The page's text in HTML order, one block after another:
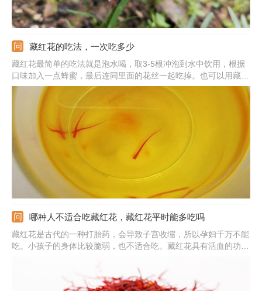
藏红花的吃法，一次吃多少
藏红花最简单的吃法就是泡水喝，取3-5根冲泡到水中饮用，根据
口味加入一点蜂蜜，最后连同里面的花丝一起吃掉。也可以用藏红
花泡酒，将几根藏红花放到白酒浸泡一段时间后就可饮用，还可以
配合加入其他的药材，每天喝一点就行。还可以将淘干净的大米和
藏红花一起煮，粥煮好就可以吃了，既可以饱腹，对身体也很好。
哪种人不适合吃藏红花，藏红花平时能多吃吗
藏红花是古代的一种打胎药，会导致子宫收缩，所以孕妇千万不能
吃。小孩子的身体比较脆弱，也不适合吃。藏红花具有活血的功
胃疾病的朋友，肠胃的吸收不好，食用后可能会加重病情。刚动过
手术身上有出现伤口的人，不适合吃，会影响伤口愈合。